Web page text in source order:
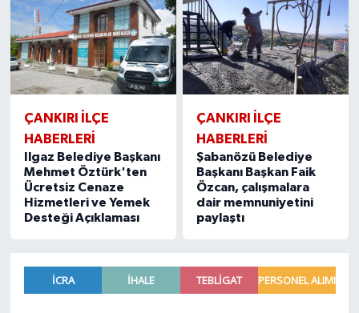
ÇANKIRI İLÇE
HABERLERİ
Ilgaz Belediye Başkanı
Mehmet Öztürk'ten
Ücretsiz Cenaze
Hizmetleri ve Yemek
Desteği Açıklaması
ÇANKIRI İLÇE
HABERLERİ
Şabanözü Belediye
Başkanı Başkan Faik
Özcan, çalışmalara
dair memnuniyetini
paylaştı